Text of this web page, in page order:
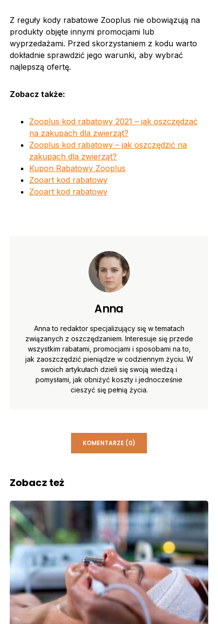
Z reguły kody rabatowe Zooplus nie obowiązują na
produkty objęte innymi promocjami lub
wyprzedażami. Przed skorzystaniem z kodu warto
dokładnie sprawdzić jego warunki, aby wybrać
najlepszą ofertę.
Zobacz także:
Zooplus kod rabatowy 2021 – jak oszczędzać
na zakupach dla zwierząt?
Zooplus kod rabatowy – jak oszczędzić na
zakupach dla zwierząt?
Kupon Rabatowy Zooplus
Zooart kod rabatowy
Zooart kod rabatowy
Anna
Anna to redaktor specjalizujący się w tematach
związanych z oszczędzaniem. Interesuje się przede
wszystkim rabatami, promocjami i sposobami na to,
jak zaoszczędzić pieniądze w codziennym życiu. W
swoich artykułach dzieli się swoją wiedzą i
pomysłami, jak obniżyć koszty i jednocześnie
cieszyć się pełnią życia.
KOMENTARZE (0)
Zobacz też